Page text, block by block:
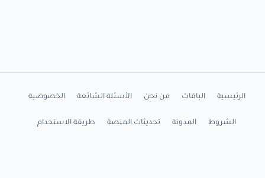
الرئيسية الباقات من نحن الأسئلة الشائعة الخصوصية
الشروط المدونة تحديثات المنصة طريقة الاستخدام